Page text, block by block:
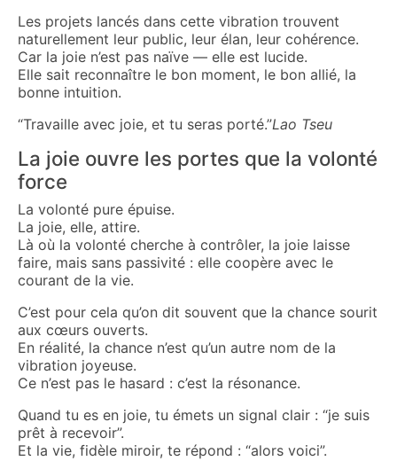
Les projets lancés dans cette vibration trouvent
naturellement leur public, leur élan, leur cohérence.
Car la joie n’est pas naïve — elle est lucide.
Elle sait reconnaître le bon moment, le bon allié, la
bonne intuition.
“Travaille avec joie, et tu seras porté.”Lao Tseu
La joie ouvre les portes que la volonté
force
La volonté pure épuise.
La joie, elle, attire.
Là où la volonté cherche à contrôler, la joie laisse
faire, mais sans passivité : elle coopère avec le
courant de la vie.
C’est pour cela qu’on dit souvent que la chance sourit
aux cœurs ouverts.
En réalité, la chance n’est qu’un autre nom de la
vibration joyeuse.
Ce n’est pas le hasard : c’est la résonance.
Quand tu es en joie, tu émets un signal clair : “je suis
prêt à recevoir”.
Et la vie, fidèle miroir, te répond : “alors voici”.